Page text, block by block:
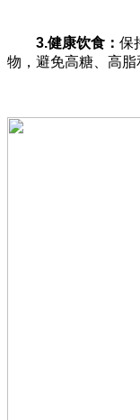
3.健康饮食： 保
物，避免高糖、高脂